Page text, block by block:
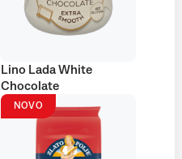
Lino Lada White
Chocolate
NOVO